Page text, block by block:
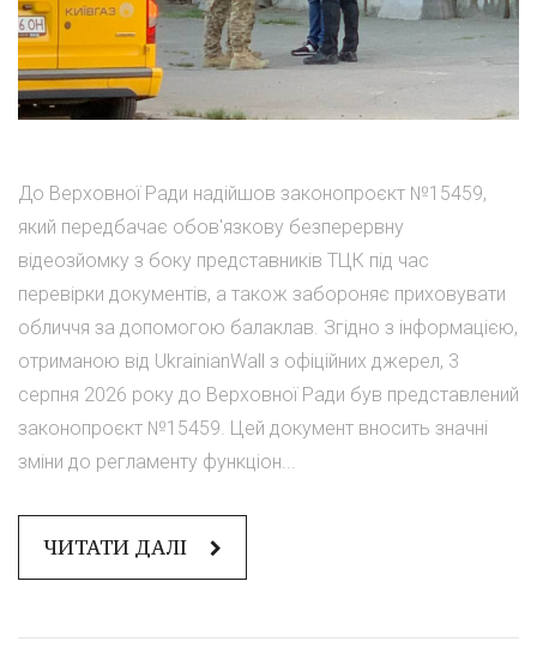
До Верховної Ради надійшов законопроєкт №15459,
який передбачає обов'язкову безперервну
відеозйомку з боку представників ТЦК під час
перевірки документів, а також забороняє приховувати
обличчя за допомогою балаклав. Згідно з інформацією,
отриманою від UkrainianWall з офіційних джерел, 3
серпня 2026 року до Верховної Ради був представлений
законопроєкт №15459. Цей документ вносить значні
зміни до регламенту функціон...
ЧИТАТИ ДАЛІ